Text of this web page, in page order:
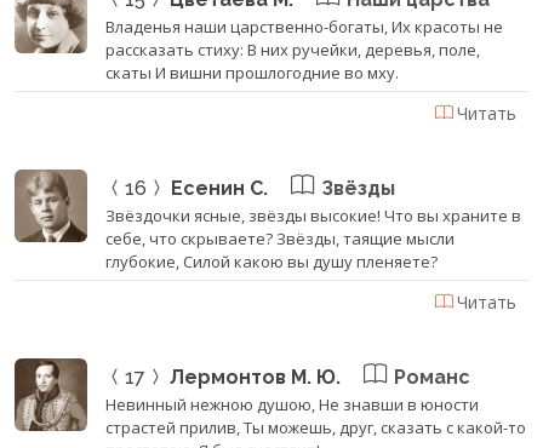
Владенья наши царственно-богаты, Их красоты не
рассказать стиху: В них ручейки, деревья, поле,
скаты И вишни прошлогодние во мху.
Читать
16 Есенин С. Звёзды
Звёздочки ясные, звёзды высокие! Что вы храните в
себе, что скрываете? Звёзды, таящие мысли
глубокие, Силой какою вы душу пленяете?
Читать
17 Лермонтов М. Ю. Романс
Невинный нежною душою, Не знавши в юности
страстей прилив, Ты можешь, друг, сказать с какой-то